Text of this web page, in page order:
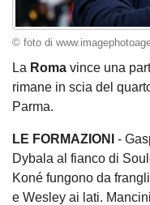
© foto di
La Roma vince una
rimane in scia del
Parma.
LE FORMAZIONI -
Dybala al fianco di
Koné fungono da
e Wesley ai lati.